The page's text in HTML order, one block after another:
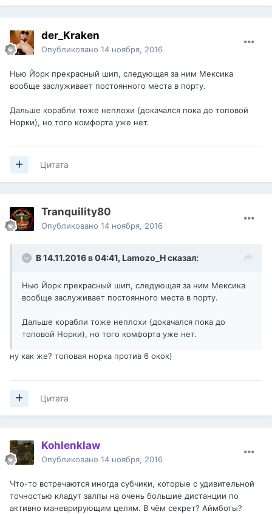
der_Kraken
Опубликовано 14 ноября, 2016
Нью Йорк прекрасный шип, следующая за ним Мексика
вообще заслуживает постоянного места в порту.
Дальше корабли тоже неплохи (докачался пока до топовой
Норки), но того комфорта уже нет.
Цитата
Tranquility80
Опубликовано 14 ноября, 2016
В 14.11.2016 в 04:41, Lamozo_Hсказал:
Нью Йорк прекрасный шип, следующая за ним Мексика
вообще заслуживает постоянного места в порту.
Дальше корабли тоже неплохи (докачался пока до
топовой Норки), но того комфорта уже нет.
ну как же? топовая норка против 6 окок)
Цитата
Kohlenklaw
Опубликовано 14 ноября, 2016
Что-то встречаются иногда субчики, которые с удивительной
точностью кладут залпы на очень большие дистанции по
активно маневрирующим целям. В чём секрет? Аймботы?